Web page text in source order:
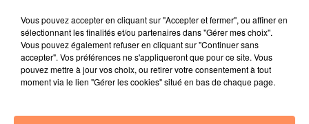
Vous pouvez accepter en cliquant sur "Accepter et fermer", ou affiner en
sélectionnant les finalités et/ou partenaires dans "Gérer mes choix".
Vous pouvez également refuser en cliquant sur "Continuer sans
accepter". Vos préférences ne s'appliqueront que pour ce site. Vous
pouvez mettre à jour vos choix, ou retirer votre consentement à tout
moment via le lien "Gérer les cookies" situé en bas de chaque page.